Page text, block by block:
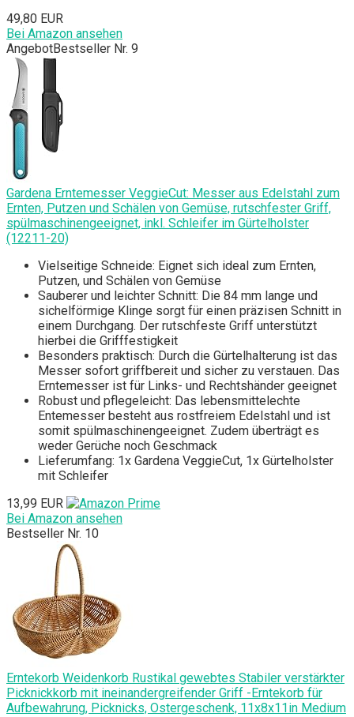
49,80 EUR
Bei Amazon ansehen
AngebotBestseller Nr. 9
Gardena Erntemesser VeggieCut: Messer aus Edelstahl zum
Ernten, Putzen und Schälen von Gemüse, rutschfester Griff,
spülmaschinengeeignet, inkl. Schleifer im Gürtelholster
(12211-20)
Vielseitige Schneide: Eignet sich ideal zum Ernten,
Putzen, und Schälen von Gemüse
Sauberer und leichter Schnitt: Die 84 mm lange und
sichelförmige Klinge sorgt für einen präzisen Schnitt in
einem Durchgang. Der rutschfeste Griff unterstützt
hierbei die Grifffestigkeit
Besonders praktisch: Durch die Gürtelhalterung ist das
Messer sofort griffbereit und sicher zu verstauen. Das
Erntemesser ist für Links- und Rechtshänder geeignet
Robust und pflegeleicht: Das lebensmittelechte
Entemesser besteht aus rostfreiem Edelstahl und ist
somit spülmaschinengeeignet. Zudem überträgt es
weder Gerüche noch Geschmack
Lieferumfang: 1x Gardena VeggieCut, 1x Gürtelholster
mit Schleifer
13,99 EUR
Bei Amazon ansehen
Bestseller Nr. 10
Erntekorb Weidenkorb Rustikal gewebtes Stabiler verstärkter
Picknickkorb mit ineinandergreifender Griff -Erntekorb für
Aufbewahrung, Picknicks, Ostergeschenk, 11x8x11in Medium